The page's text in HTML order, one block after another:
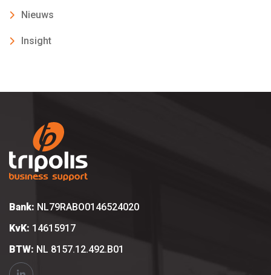
Nieuws
Insight
Bank: NL79RABO0146524020
KvK: 14615917
BTW: NL 8157.12.492.B01